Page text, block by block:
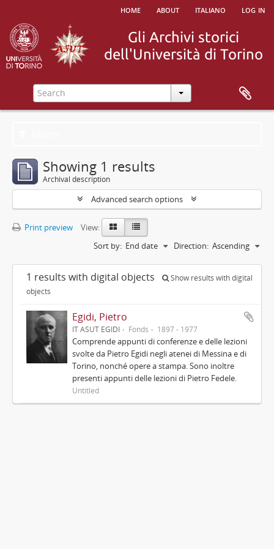
home about italiano log in
Showing 1 results
Archival description
Advanced search options
Print preview
View:
Sort by: End date Direction: Ascending
1 results with digital objects
Show results with digital
objects
Egidi, Pietro
IT ASUT EGIDI Fonds 1897 - 1977
Comprende appunti di conferenze e delle lezioni
svolte da Pietro Egidi negli atenei di Messina e di
Torino, nonché opere a stampa. Sono inoltre
presenti appunti delle lezioni di Pietro Fedele.
Untitled